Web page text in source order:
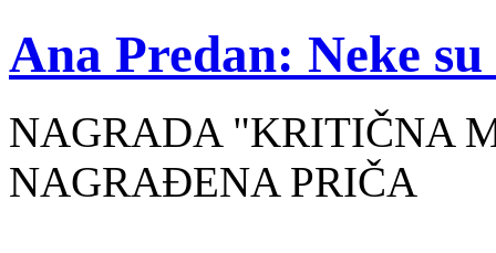
Ana Predan: Neke
NAGRADA "KRITIČNA
NAGRAĐENA PRIČA